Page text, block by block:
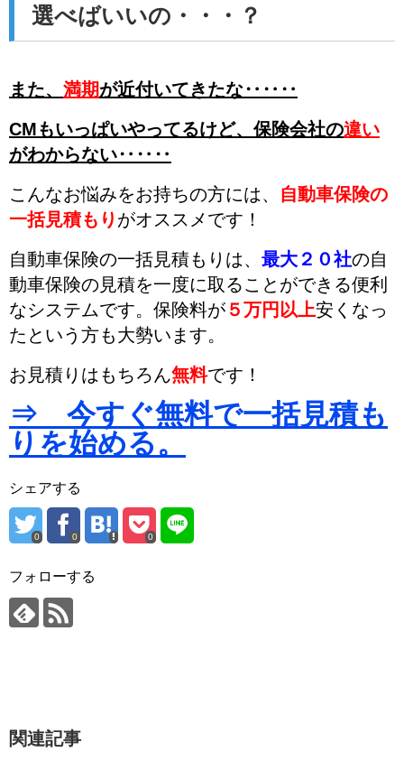
選べばいいの・・・？
また、 満期が近付いてきたな‥‥‥
CMもいっぱいやってるけど、保険会社の違い
がわからない‥‥‥
こんなお悩みをお持ちの方には、 自動車保険の
一括見積もり がオススメです！
自動車保険の一括見積もりは、 最大２０社の自
動車保険の見積を一度に取ることができる便利
なシステムです。 保険料が ５万円以上安くなっ
た という方も大勢います。
お見積りはもちろん無料です！
⇒ 今すぐ無料で一括見積も
りを始める。
シェアする
0 0 0
フォローする
関連記事